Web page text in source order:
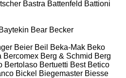
Bastra Battenfeld Battioni
Baytekin Bear Becker
Beier Beil Beka-Mak Beko
Bercomex Berg & Schmid Berg
Bertolaso Bertuetti Best Betico
Bickel Biegemaster Biesse